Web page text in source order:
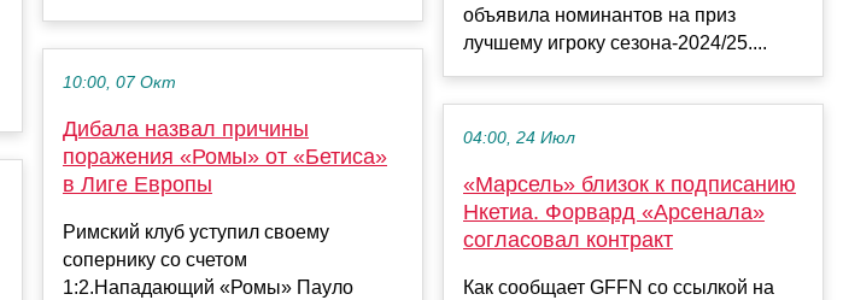
10:00, 07 Окт
Дибала назвал причины
поражения «Ромы» от «Бетиса»
в Лиге Европы
Римский клуб уступил своему
сопернику со счетом
1:2.Нападающий «Ромы» Пауло
объявила номинантов на приз
лучшему игроку сезона-2024/25....
04:00, 24 Июл
«Марсель» близок к подписанию
Нкетиа. Форвард «Арсенала»
согласовал контракт
Как сообщает GFFN со ссылкой на